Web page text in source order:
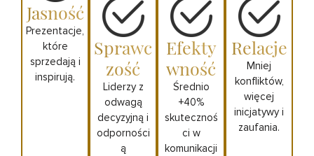
Jasność
Prezentacje,
które
sprzedają i
inspirują.
Sprawc
zość
Liderzy z
odwagą
decyzyjną i
odporności
ą
Efekty
wność
Średnio
+40%
skutecznoś
ci w
komunikacji
Relacje
Mniej
konfliktów,
więcej
inicjatywy i
zaufania.